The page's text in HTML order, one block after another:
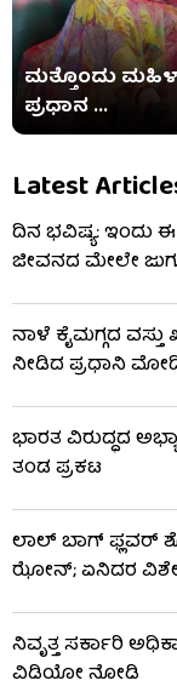
ಮತ್ತೊಂದು
ಪ್ರಧಾನ ...
Latest
ದಿನ ಭವಿಷ್ಯ: ಇಂದು
ಜೀವನದ ಮೇಲೇ
ನಾಳೆ ಕೈಮಗ್ಗದ
ನೀಡಿದ ಪ್ರಧಾನಿ
ಭಾರತ ವಿರುದ್ಧದ
ತಂಡ ಪ್ರಕಟ
ಲಾಲ್ ಬಾಗ್ ಫ್ಲವರ್
ಝೋನ್; ಏನಿದರ
ನಿವೃತ್ತ ಸರ್ಕಾರಿ
ವಿಡಿಯೋ ನೋಡಿ